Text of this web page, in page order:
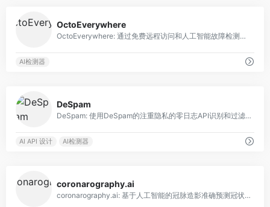
OctoEverywhere
OctoEverywhere: 通过免费远程访问和人工智能故障检测为您的OctoPrint和Klipper打印机提供支持。
AI检测器
DeSpam
DeSpam: 使用DeSpam的注重隐私的零日志API识别和过滤有毒、不雅、威胁、冒犯、色情和垃圾评论。
AI API 设计 AI检测器
coronarography.ai
coronarography.ai: 基于人工智能的冠脉造影准确预测冠状动脉病理，使用非侵入性心电图图像。